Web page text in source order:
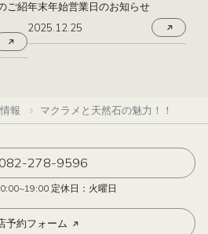
ご紹年末年始営業日のお知らせ
2025.12.25
報 マクラメと天然石の魅力！！
082-278-9596
定休日：火曜日
予約フォーム